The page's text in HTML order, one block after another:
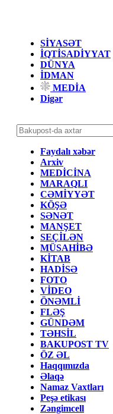
SİYASƏT
İQTİSADİYYAT
DÜNYA
İDMAN
MEDİA
Digər
Faydalı xəbər
Arxiv
MEDİCİNA
MARAQLI
CƏMİYYƏT
KÖŞƏ
SƏNƏT
MANŞET
SEÇİLƏN
MÜSAHİBƏ
KİTAB
HADİSƏ
FOTO
VİDEO
ÖNƏMLİ
FLƏŞ
GÜNDƏM
TƏHSİL
BAKUPOST TV
ÖZ ƏL
Haqqımızda
Əlaqə
Namaz Vaxtları
Peşə etikası
Zəngimcell